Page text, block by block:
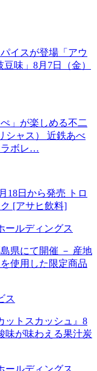
イスが登場「アウ
味」8月7日（金）
」が楽しめる不二
シャス） 近鉄あべ
ラボレ…
18日から発売 トロ
[アサヒ飲料]
ールディングス
県にて開催 － 産地
使用した限定商品
ス
ットスカッシュ』8
味が味わえる果汁炭
ールディングス